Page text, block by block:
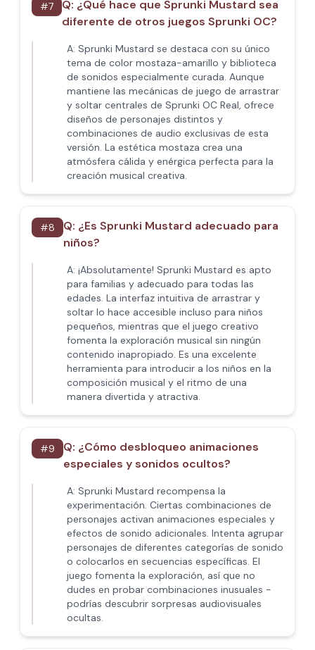
#7 Q: ¿Qué hace que Sprunki Mustard sea
diferente de otros juegos Sprunki OC?
A: Sprunki Mustard se destaca con su único
tema de color mostaza-amarillo y biblioteca
de sonidos especialmente curada. Aunque
mantiene las mecánicas de juego de arrastrar
y soltar centrales de Sprunki OC Real, ofrece
diseños de personajes distintos y
combinaciones de audio exclusivas de esta
versión. La estética mostaza crea una
atmósfera cálida y enérgica perfecta para la
creación musical creativa.
#8 Q: ¿Es Sprunki Mustard adecuado para
niños?
A: ¡Absolutamente! Sprunki Mustard es apto
para familias y adecuado para todas las
edades. La interfaz intuitiva de arrastrar y
soltar lo hace accesible incluso para niños
pequeños, mientras que el juego creativo
fomenta la exploración musical sin ningún
contenido inapropiado. Es una excelente
herramienta para introducir a los niños en la
composición musical y el ritmo de una
manera divertida y atractiva.
#9 Q: ¿Cómo desbloqueo animaciones
especiales y sonidos ocultos?
A: Sprunki Mustard recompensa la
experimentación. Ciertas combinaciones de
personajes activan animaciones especiales y
efectos de sonido adicionales. Intenta agrupar
personajes de diferentes categorías de sonido
o colocarlos en secuencias específicas. El
juego fomenta la exploración, así que no
dudes en probar combinaciones inusuales -
podrías descubrir sorpresas audiovisuales
ocultas.